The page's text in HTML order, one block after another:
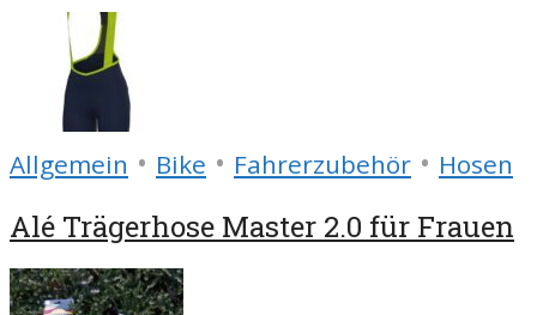
Allgemein • Bike • Fahrerzubehör • Hosen
Alé Trägerhose Master 2.0 für Frauen